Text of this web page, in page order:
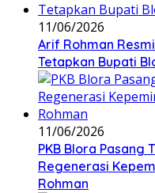
11/06/2026
Arif Rohman
Tetapkan Bupati
11/06/2026
PKB Blora Pasang
Regenerasi
Rohman